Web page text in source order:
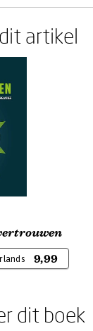
artikel
9,99
dit boek